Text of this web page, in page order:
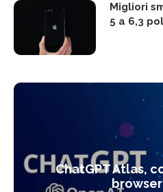
Migliori
5 a 6,3
ChatGPT Atlas,
browser